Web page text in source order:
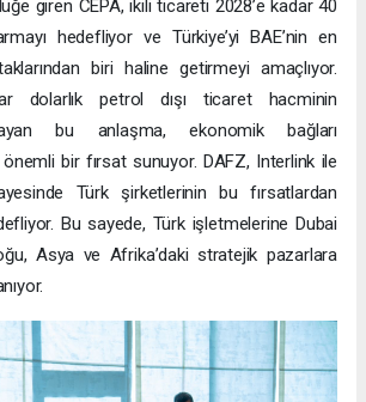
giren CEPA, ikili ticareti 2028’e kadar 40
hedefliyor ve Türkiye’yi BAE’nin en
biri haline getirmeyi amaçlıyor.
dolarlık petrol dışı ticaret hacminin
bu anlaşma, ekonomik bağları
bir fırsat sunuyor. DAFZ, Interlink ile
Türk şirketlerinin bu fırsatlardan
Bu sayede, Türk işletmelerine Dubai
Asya ve Afrika’daki stratejik pazarlara